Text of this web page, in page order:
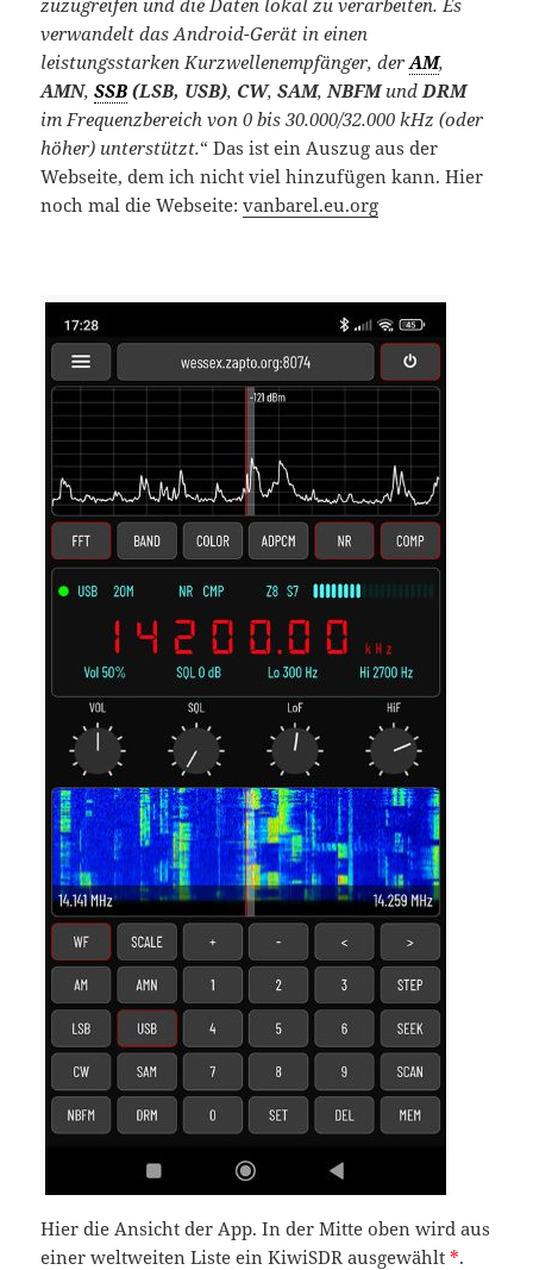
verwandelt das Android-Gerät in einen
leistungsstarken Kurzwellenempfänger, derAM,
AMN,SSB (LSB, USB), CW,SAM, NBFMund DRM
im Frequenzbereich von 0 bis 30.000/32.000 kHz (oder
höher) unterstützt.“ Das ist ein Auszug aus der
Webseite, dem ich nicht viel hinzufügen kann. Hier
noch mal die Webseite:vanbarel.eu.org
Hier die Ansicht der App. In der Mitte oben wird aus
einer weltweiten Liste ein KiwiSDR ausgewählt*.